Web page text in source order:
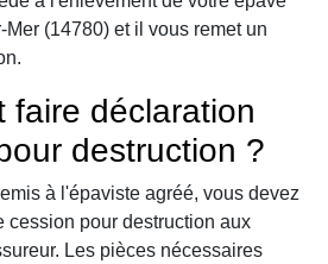
(14780) et il vous remet un
faire déclaration
destruction ?
à l'épaviste agréé, vous devez
cession pour destruction aux
Les pièces nécessaires